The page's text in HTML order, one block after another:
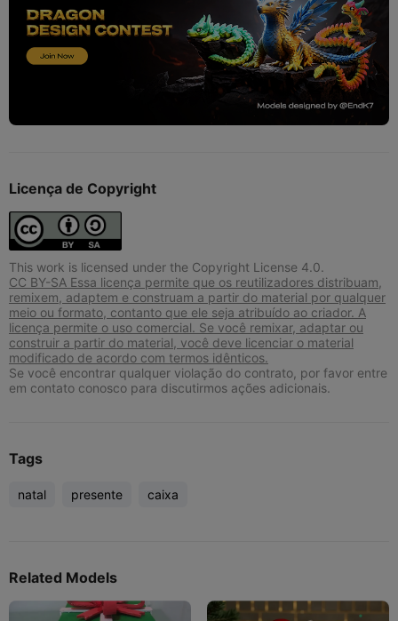
Licença de Copyright
This work is licensed under the Copyright License 4.0.
CC BY-SA Essa licença permite que os reutilizadores distribuam,
remixem, adaptem e construam a partir do material por qualquer
meio ou formato, contanto que ele seja atribuído ao criador. A
licença permite o uso comercial. Se você remixar, adaptar ou
construir a partir do material, você deve licenciar o material
modificado de acordo com termos idênticos.
Se você encontrar qualquer violação do contrato, por favor entre
em contato conosco para discutirmos ações adicionais.
Tags
natal presente caixa
Related Models